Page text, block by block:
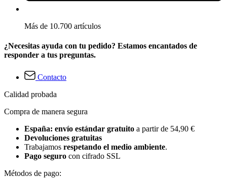
Más de 10.700 artículos
¿Necesitas ayuda con tu pedido? Estamos encantados de
responder a tus preguntas.
Contacto
Calidad probada
Compra de manera segura
España: envío estándar gratuito a partir de 54,90 €
Devoluciones gratuitas
Trabajamos respetando el medio ambiente.
Pago seguro con cifrado SSL
Métodos de pago: